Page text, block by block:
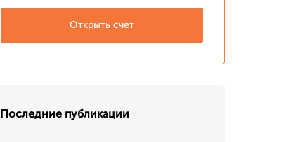
Открыть счет
Последние публикации